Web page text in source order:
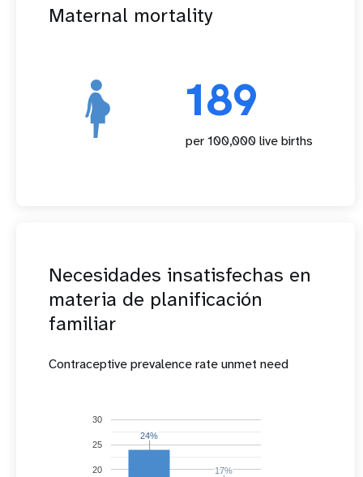
Maternal mortality
189
per 100,000 live births
Necesidades insatisfechas en
materia de planificación
familiar
Contraceptive prevalence rate unmet need
20
25
30
24%
24%
17%
17%